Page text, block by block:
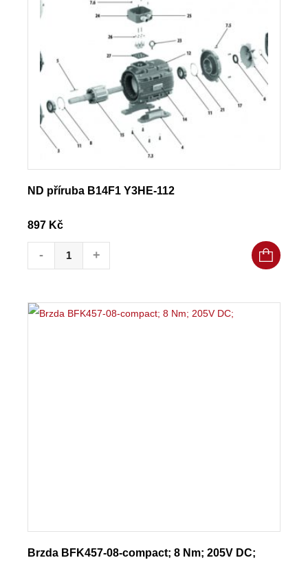
ND příruba B14F1 Y3HE-112
897 Kč
- +
Brzda BFK457-08-compact; 8 Nm; 205V DC;